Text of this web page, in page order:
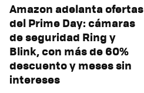
Amazon adelanta ofertas
del Prime Day: cámaras
de seguridad Ring y
Blink, con más de 60%
descuento y meses sin
intereses